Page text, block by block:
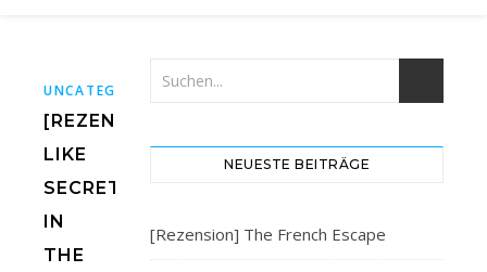
UNCATEGORIZED
[REZENSION]
LIKE
SECRETS
IN
THE
NEUESTE BEITRÄGE
[Rezension] The French Escape